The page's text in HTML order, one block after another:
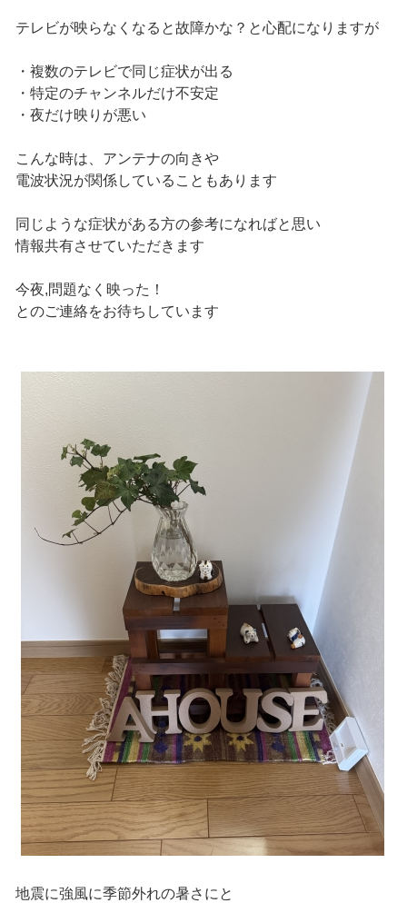
テレビが映らなくなると故障かな？と心配になりますが
・複数のテレビで同じ症状が出る
・特定のチャンネルだけ不安定
・夜だけ映りが悪い
こんな時は、アンテナの向きや
電波状況が関係していることもあります
同じような症状がある方の参考になればと思い
情報共有させていただきます
今夜,問題なく映った！
とのご連絡をお待ちしています
地震に強風に季節外れの暑さにと